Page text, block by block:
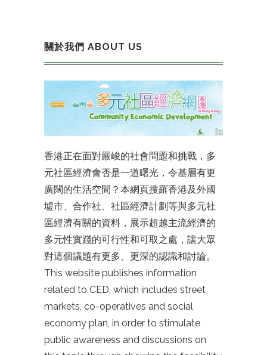
關於我們 ABOUT US
香港正在面對嚴峻的社會問題和挑戰，多
元社區經濟會否是一道曙光，令基層有更
廣闊的生活空間？本網頁搜羅香港及外國
墟市、合作社、社區經濟計劃等與多元社
區經濟有關的資料，展示超越主流經濟的
多元性實踐的可行性和可取之處，讓大眾
對這個議題有更多、更深的認識和討論。
This website publishes information
related to CED, which includes street
markets, co-operatives and social
economy plan, in order to stimulate
public awareness and discussions on